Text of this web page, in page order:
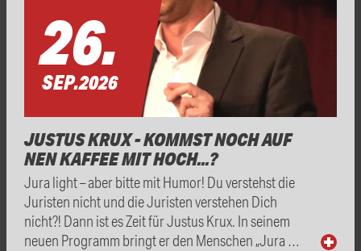
26.
SEP.2026
JUSTUS KRUX - KOMMST NOCH AUF
NEN KAFFEE MIT HOCH...?
Jura light – aber bitte mit Humor! Du verstehst die
Juristen nicht und die Juristen verstehen Dich
nicht?! Dann ist es Zeit für Justus Krux. In seinem
neuen Programm bringt er den Menschen „Jura …